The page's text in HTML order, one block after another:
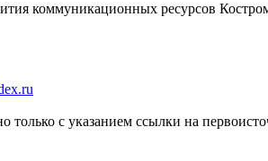
коммуникационных ресурсов
с указанием ссылки на